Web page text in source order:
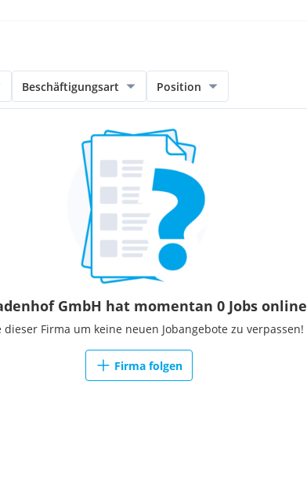
Beschäftigungsart Position
GmbH hat momentan 0 Jobs online
dieser Firma um keine neuen Jobangebote zu verpassen!
Firma folgen